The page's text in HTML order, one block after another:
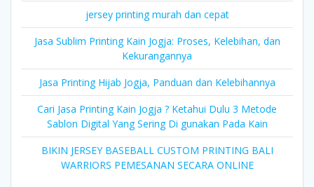
jersey printing murah dan cepat
Jasa Sublim Printing Kain Jogja: Proses, Kelebihan, dan
Kekurangannya
Jasa Printing Hijab Jogja, Panduan dan Kelebihannya
Cari Jasa Printing Kain Jogja ? Ketahui Dulu 3 Metode
Sablon Digital Yang Sering Di gunakan Pada Kain
BIKIN JERSEY BASEBALL CUSTOM PRINTING BALI
WARRIORS PEMESANAN SECARA ONLINE